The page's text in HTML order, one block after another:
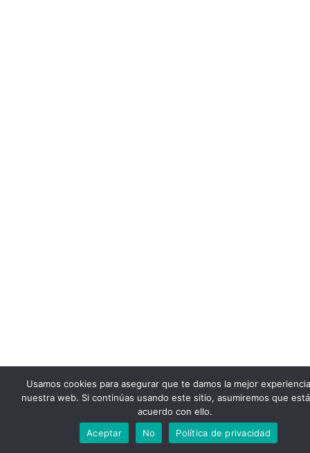
Usamos cookies para asegurar que te damos la mejor
nuestra web. Si continúas usando este sitio, asumiremos que
acuerdo con ello.
Aceptar
No Política de privacidad